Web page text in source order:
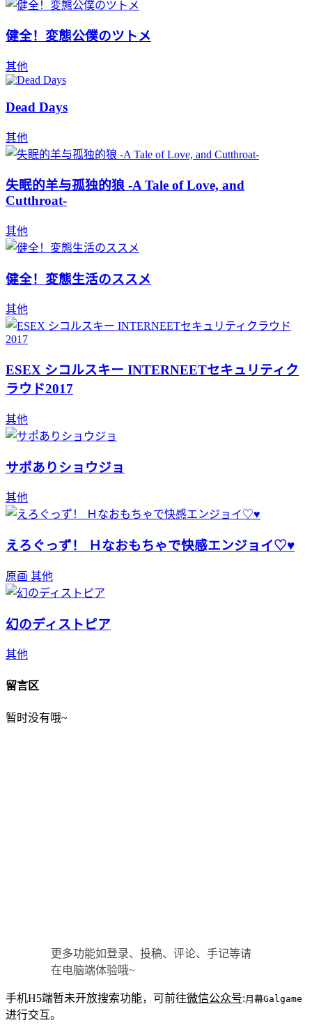
健全！変態公僕のツトメ
其他
Dead Days
其他
失眠的羊与孤独的狼 -A Tale of Love, and
Cutthroat-
其他
健全！変態生活のススメ
其他
ESEX シコルスキー INTERNEETセキュリティク
ラウド2017
其他
サポありショウジョ
其他
えろぐっず！ Ｈなおもちゃで快感エンジョイ♡♥
原画 其他
幻のディストピア
其他
留言区
暂时没有哦~
更多功能如登录、投稿、评论、手记等请
在电脑端体验哦~
手机H5端暂未开放搜索功能，可前往微信公众号: 月幕Galgame
进行交互。